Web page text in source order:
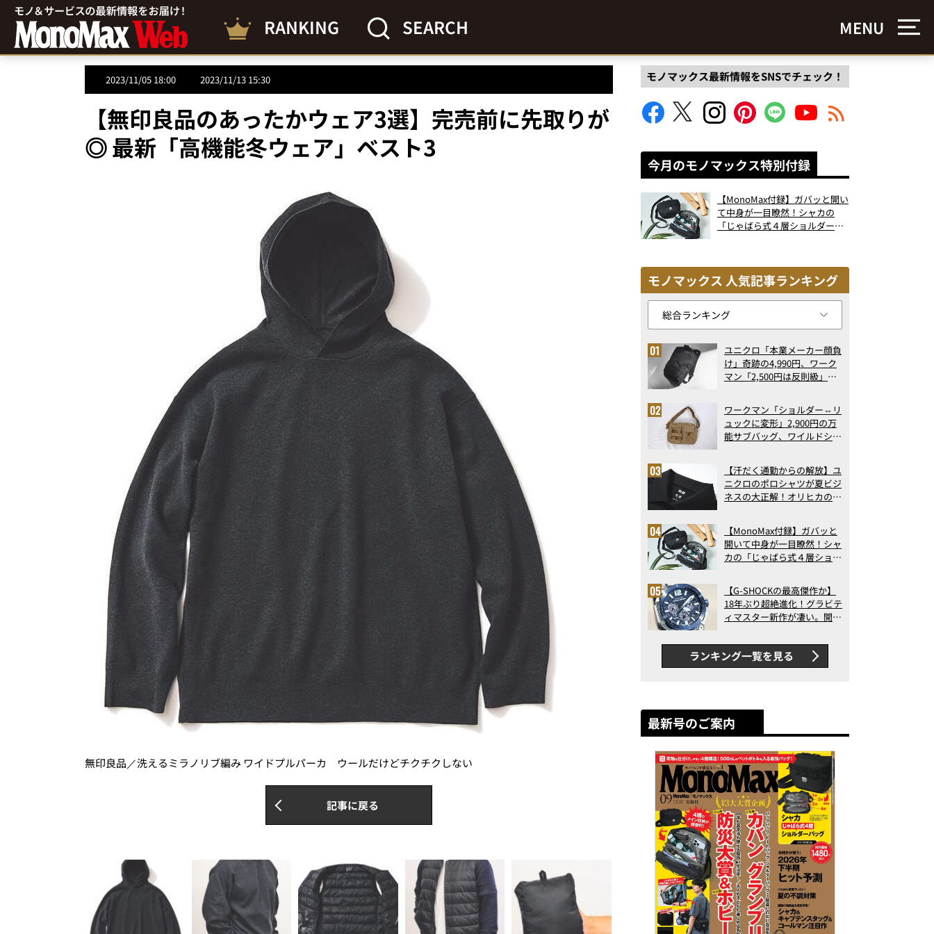
RANKING SEARCH MENU
2023/11/05 18:00 2023/11/13 15:30
【無印良品のあったかウェア3選】完売前に先取りが
◎ 最新「高機能冬ウェア」ベスト3
無印良品／洗えるミラノリブ編み ワイドプルパーカ ウールだけどチクチクしない
記事に戻る
モノマックス最新情報をSNSでチェック！
今月のモノマックス特別付録
【MonoMax付録】ガバッと開い
て中身が一目瞭然！シャカの
「じゃばら式４層ショルダーバ
モノマックス 人気記事ランキング
ユニクロ「本業メーカー顔負
け」奇跡の4,990円、ワーク
マン「2,500円は反則級」凄
ト3】（2026年6月版）
ワークマン「ショルダー⇔リ
ュックに変形」2,900円の万
能サブバッグ、ワイルドシン
記事ランキングベスト3】
（2026年6月版）
【汗だく通勤からの解放】ユ
ニクロのポロシャツが夏ビジ
ネスの大正解！オリヒカの透
アの実力
【MonoMax付録】ガバッと
開いて中身が一目瞭然！シャ
カの「じゃばら式４層ショル
った！
【G-SHOCKの最高傑作か】
18年ぶり超絶進化！グラビテ
ィマスター新作が凄い。開発
新ムーブメントの衝撃
ランキング一覧を見る
最新号のご案内